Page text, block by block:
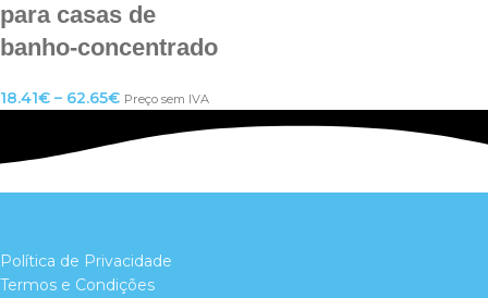
para casas de
banho-concentrado
18.41€ – 62.65€ Preço sem IVA
Política de Privacidade
Termos e Condições